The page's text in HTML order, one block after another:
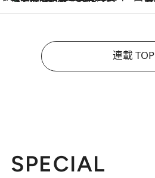
連載 TOP
SPECIAL